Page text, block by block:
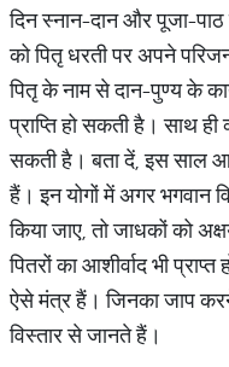
दिन स्नान-दान और पूजा-
को पितृ धरती पर अपने
पितृ के नाम से दान-पुण्य के
प्राप्ति हो सकती है। साथ
सकती है। बता दें, इस साल
हैं। इन योगों में अगर भगवान
किया जाए, तो जाधकों को
पितरों का आशीर्वाद भी
ऐसे मंत्र हैं। जिनका जाप
विस्तार से जानते हैं।